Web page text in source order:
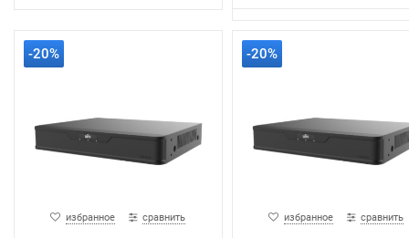
-20%
избранное сравнить
-20%
избранное сравнить